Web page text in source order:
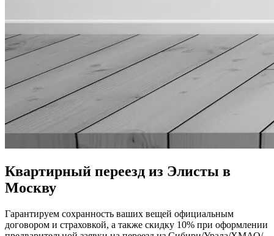
Квартирный переезд из Элисты в
Москву
Гарантируем сохранность ваших вещей официальным
договором и страховкой, а также скидку 10% при оформлении